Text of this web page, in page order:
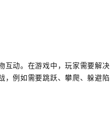
互动。在游戏中，玩家需要解决
，例如需要跳跃、攀爬、躲避陷